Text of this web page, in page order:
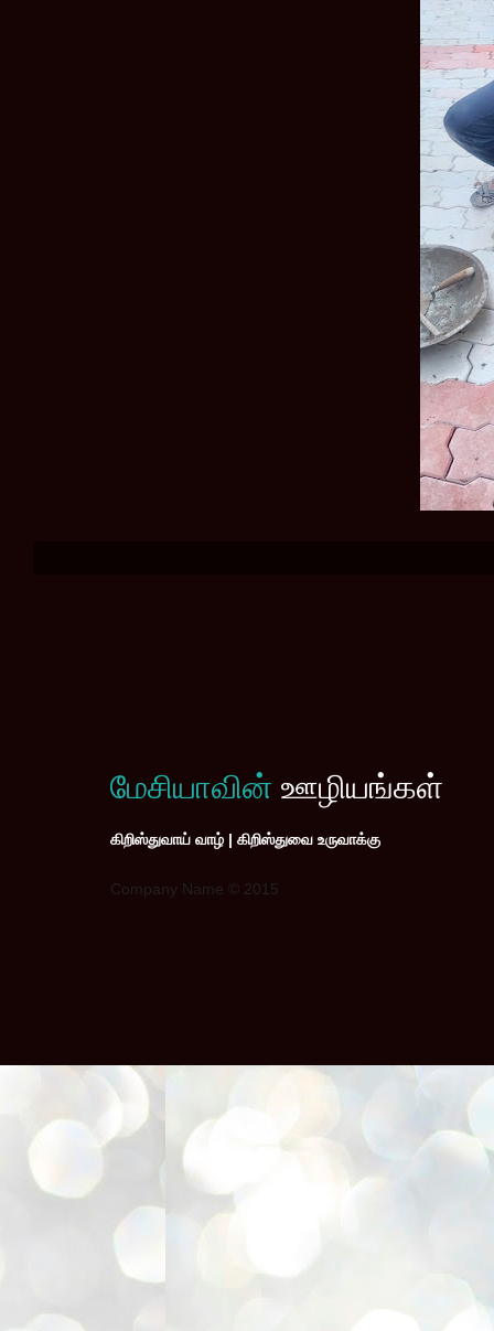
மேசியாவின் ஊழியங்கள்
கிறிஸ்துவாய் வாழ் | கிறிஸ்துவை உருவாக்கு
Company Name © 2015